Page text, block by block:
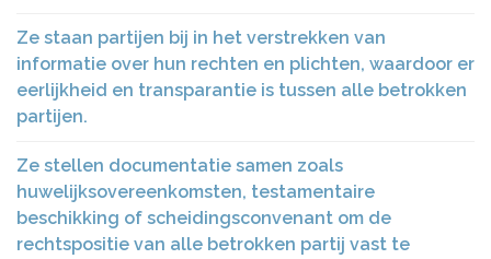
Ze staan partijen bij in het verstrekken van
informatie over hun rechten en plichten, waardoor er
eerlijkheid en transparantie is tussen alle betrokken
partijen.
Ze stellen documentatie samen zoals
huwelijksovereenkomsten, testamentaire
beschikking of scheidingsconvenant om de
rechtspositie van alle betrokken partij vast te